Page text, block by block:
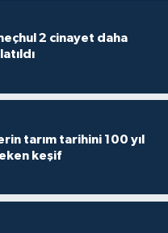
2 cinayet daha
tarım tarihini 100 yıl
keşif